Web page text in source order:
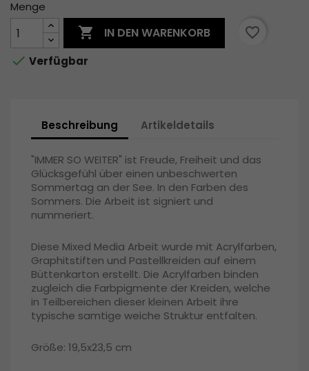
Menge
 IN DEN WARENKORB
favorite_border
 Verfügbar
Beschreibung Artikeldetails
"IMMER SO WEITER" ist Freude, Freiheit und das
Glücksgefühl über einen unbeschwerten
Sommertag an der See. In den Farben des
Sommers. Die Arbeit ist signiert und
nummeriert.
Diese Mixed Media Arbeit wurde mit Acrylfarben,
Graphitstiften und Pastellkreiden auf einem
Büttenkarton erstellt. Die Acrylfarben binden
zugleich die Farbpigmente der Kreiden, welche
in Teilbereichen dieser kleinen Arbeit ihre
typische samtige weiche Struktur entfalten.
Größe: 19,5x23,5 cm